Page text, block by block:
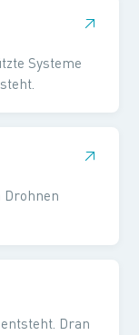
↗
Systeme
↗
Drohnen
Dran